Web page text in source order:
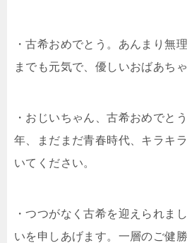
・古希おめでとう。あんまり無
までも元気で、優しいおばあち
・おじいちゃん、古希おめでと
年、まだまだ青春時代、キラキ
いてください。
・つつがなく古希を迎えられま
いを申しあげます。一層のご健